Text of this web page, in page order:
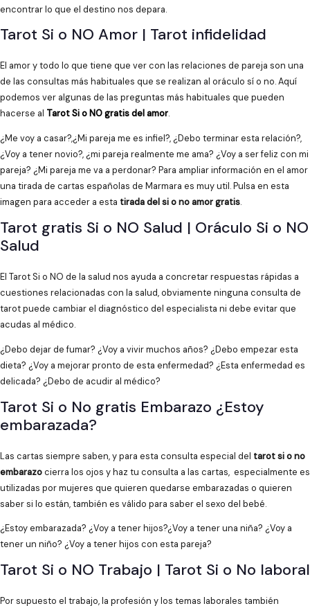
encontrar lo que el destino nos depara.
Tarot Si o NO Amor | Tarot infidelidad
El amor y todo lo que tiene que ver con las relaciones de pareja son una
de las consultas más habituales que se realizan al oráculo sí o no. Aquí
podemos ver algunas de las preguntas más habituales que pueden
hacerse al Tarot Si o NO gratis del amor.
¿Me voy a casar?,¿Mi pareja me es infiel?, ¿Debo terminar esta relación?,
¿Voy a tener novio?, ¿mi pareja realmente me ama? ¿Voy a ser feliz con mi
pareja? ¿Mi pareja me va a perdonar? Para ampliar información en el amor
una tirada de cartas españolas de Marmara es muy util. Pulsa en esta
imagen para acceder a esta tirada del si o no amor gratis.
Tarot gratis Si o NO Salud | Oráculo Si o NO
Salud
El Tarot Si o NO de la salud nos ayuda a concretar respuestas rápidas a
cuestiones relacionadas con la salud, obviamente ninguna consulta de
tarot puede cambiar el diagnóstico del especialista ni debe evitar que
acudas al médico.
¿Debo dejar de fumar? ¿Voy a vivir muchos años? ¿Debo empezar esta
dieta? ¿Voy a mejorar pronto de esta enfermedad? ¿Esta enfermedad es
delicada? ¿Debo de acudir al médico?
Tarot Si o No gratis Embarazo ¿Estoy
embarazada?
Las cartas siempre saben, y para esta consulta especial del tarot si o no
embarazocierra los ojos y haz tu consulta a las cartas, especialmente es
utilizadas por mujeres que quieren quedarse embarazadas o quieren
saber si lo están, también es válido para saber el sexo del bebé.
¿Estoy embarazada? ¿Voy a tener hijos?¿Voy a tener una niña? ¿Voy a
tener un niño? ¿Voy a tener hijos con esta pareja?
Tarot Si o NO Trabajo | Tarot Si o No laboral
Por supuesto el trabajo, la profesión y los temas laborales también